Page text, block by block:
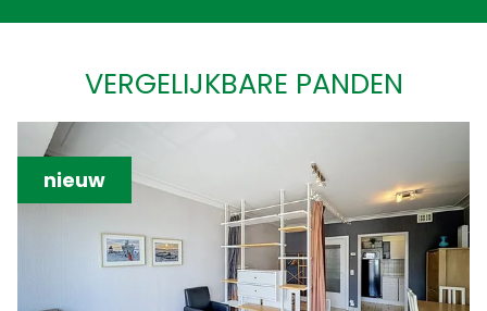
VERGELIJKBARE PANDEN
nieuw